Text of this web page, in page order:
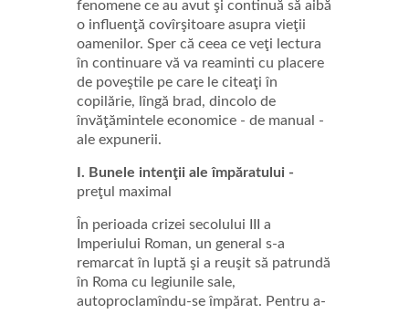
fenomene ce au avut şi continuă să aibă
o influenţă covîrşitoare asupra vieţii
oamenilor. Sper că ceea ce veţi lectura
în continuare vă va reaminti cu placere
de poveştile pe care le citeaţi în
copilărie, lîngă brad, dincolo de
învăţămintele economice - de manual -
ale expunerii.
I. Bunele intenţii ale împăratului -
preţul maximal
În perioada crizei secolului III a
Imperiului Roman, un general s-a
remarcat în luptă şi a reuşit să patrundă
în Roma cu legiunile sale,
autoproclamîndu-se împărat. Pentru a-